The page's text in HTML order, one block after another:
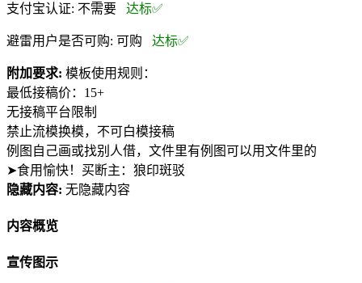
支付宝认证: 不需要 达标✅
避雷用户是否可购: 可购 达标✅
附加要求: 模板使用规则：
最低接稿价：15+
无接稿平台限制
禁止流模换模，不可白模接稿
例图自己画或找别人借，文件里有例图可以用文件里的
➤食用愉快！买断主：狼印斑驳
隐藏内容: 无隐藏内容
内容概览
宣传图示